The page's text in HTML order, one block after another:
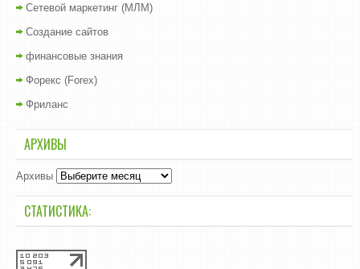
Сетевой маркетинг (МЛМ)
Создание сайтов
финансовые знания
Форекс (Forex)
Фриланс
АРХИВЫ
Архивы
СТАТИСТИКА: